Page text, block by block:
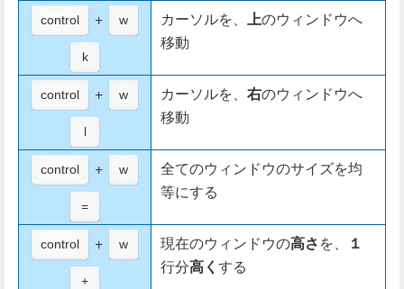
control + w
k
カーソルを、 上のウィンドウへ
移動
control + w
l
カーソルを、 右のウィンドウへ
移動
control + w
=
全てのウィンドウのサイズを均
等にする
control + w
+
現在のウィンドウの高さを、
１
行分高く する